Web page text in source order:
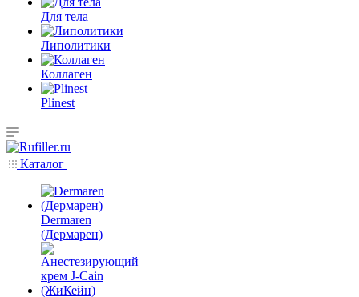
Для тела
Липолитики
Коллаген
Plinest
Каталог
Dermaren
(Дермарен)